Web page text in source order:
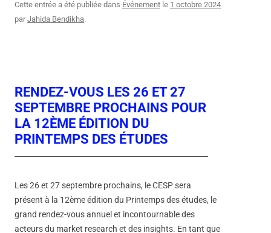
Cette entrée a été publiée dans Événement le 1 octobre 2024
parJahida Bendikha.
RENDEZ-VOUS LES 26 ET 27
SEPTEMBRE PROCHAINS POUR
LA 12ÈME ÉDITION DU
PRINTEMPS DES ÉTUDES
Les 26 et 27 septembre prochains, le CESP sera
présent à la 12ème édition du Printemps des études, le
grand rendez-vous annuel et incontournable des
acteurs du market research et des insights. En tant que